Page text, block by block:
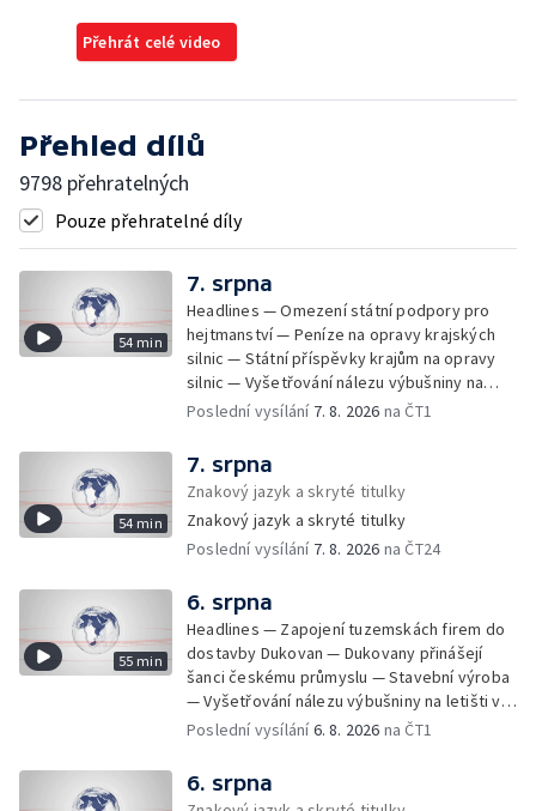
Přehrát celé video
Přehled dílů
9798 přehratelných
Pouze přehratelné díly
54 min
7. srpna
Headlines — Omezení státní podpory pro
hejtmanství — Peníze na opravy krajských
silnic — Státní příspěvky krajům na opravy
silnic — Vyšetřování nálezu výbušniny na
letišti v Lipsku — Pasové kontroly spojů mezi
budovy ve Zlíně — Pohřeb Milana Knížáka —
Obvinění v kauze Správy železnic — Tržby
ve službách vzrostly — Další útoku
ukrajinských dronů na sklady v Rusku —
Exhumace těl obětí volyňských masakrů —
Vodní elektrárny kvůli suchu omezují provoz
— 25 let od zápisu vily Tugendhat na seznam
UNESCO — Pokuta pro společnost Meta —
Oběti po střelbě na škole v Thajsku —
Technologie pomáhají s péčí o seniory —
Útok nožem v Tanvaldu — Výměna řidičských
průkazů — Demolice vyhořelé výškové
ze Zlína — Zpracování sutě po demolici —
Poslední vysílání 7. 8. 2026 na ČT1
54 min
7. srpna
Znakový jazyk a skryté titulky
Znakový jazyk a skryté titulky
Poslední vysílání 7. 8. 2026 na ČT24
55 min
6. srpna
Headlines — Zapojení tuzemskách firem do
dostavby Dukovan — Dukovany přinášejí
šanci českému průmyslu — Stavební výroba
— Vyšetřování nálezu výbušniny na letišti v
Lipsku — Bourání torza vyhořelé budovy ve
Omezování spotřeby vody v Jihlavě — Čistý
zisk bank — Jednání o ukončení bojů na
Poslední vysílání6. 8. 2026 na ČT1
6. srpna